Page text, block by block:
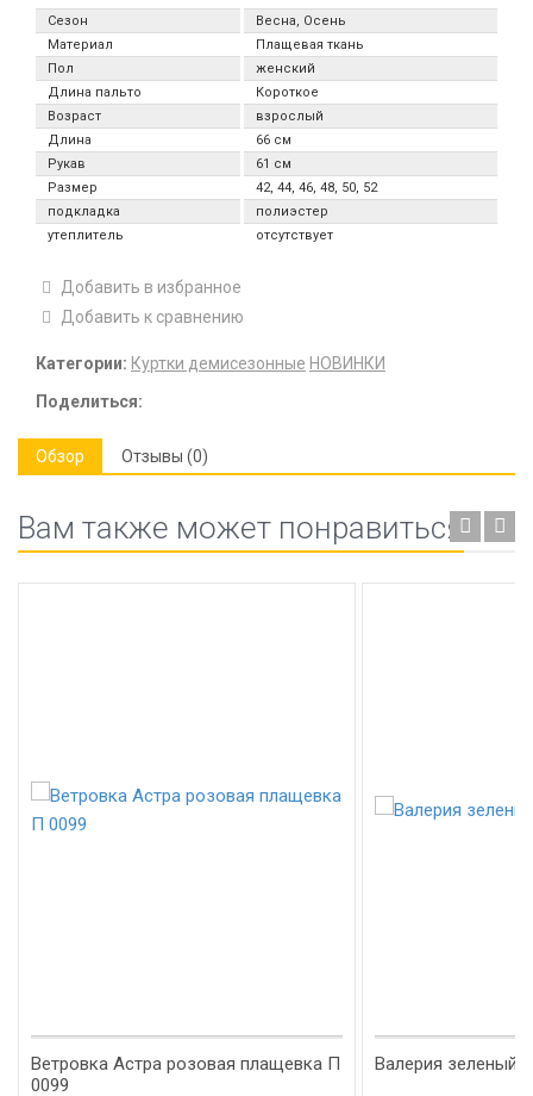
Сезон
Весна, Осень
Материал
Плащевая ткань
Пол
женский
Длина пальто
Короткое
Возраст
взрослый
Длина
66 см
Рукав
61 см
Размер
42, 44, 46, 48, 50, 52
подкладка
полиэстер
утеплитель
отсутствует
Добавить в избранное
Добавить к сравнению
Категории: Куртки демисезонные НОВИНКИ
Поделиться:
Обзор Отзывы (0)
Вам также может понравиться
Ветровка Астра розовая плащевка П
0099
Валерия зеленый